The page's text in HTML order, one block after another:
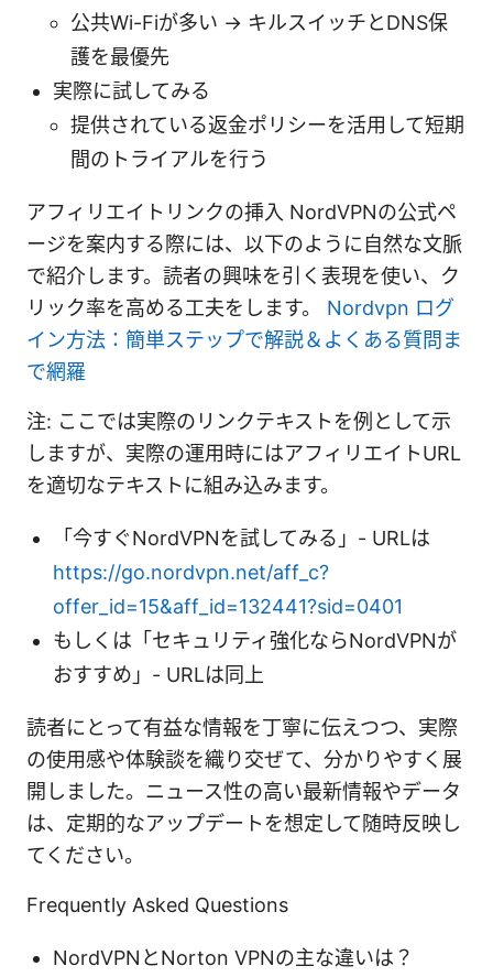
公共Wi-Fiが多い → キルスイッチとDNS保
護を最優先
実際に試してみる
提供されている返金ポリシーを活用して短期
間のトライアルを行う
アフィリエイトリンクの挿入 NordVPNの公式ペ
ージを案内する際には、以下のように自然な文脈
で紹介します。読者の興味を引く表現を使い、ク
リック率を高める工夫をします。 Nordvpn ログ
イン方法：簡単ステップで解説＆よくある質問ま
で網羅
注: ここでは実際のリンクテキストを例として示
しますが、実際の運用時にはアフィリエイトURL
を適切なテキストに組み込みます。
「今すぐNordVPNを試してみる」- URLは
https://go.nordvpn.net/aff_c?
offer_id=15&aff_id=132441?sid=0401
もしくは「セキュリティ強化ならNordVPNが
おすすめ」- URLは同上
読者にとって有益な情報を丁寧に伝えつつ、実際
の使用感や体験談を織り交ぜて、分かりやすく展
開しました。ニュース性の高い最新情報やデータ
は、定期的なアップデートを想定して随時反映し
てください。
Frequently Asked Questions
NordVPNとNorton VPNの主な違いは？